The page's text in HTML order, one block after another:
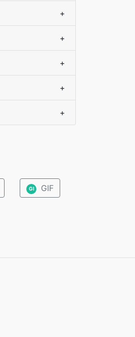
+
+
+
+
+
GI GIF